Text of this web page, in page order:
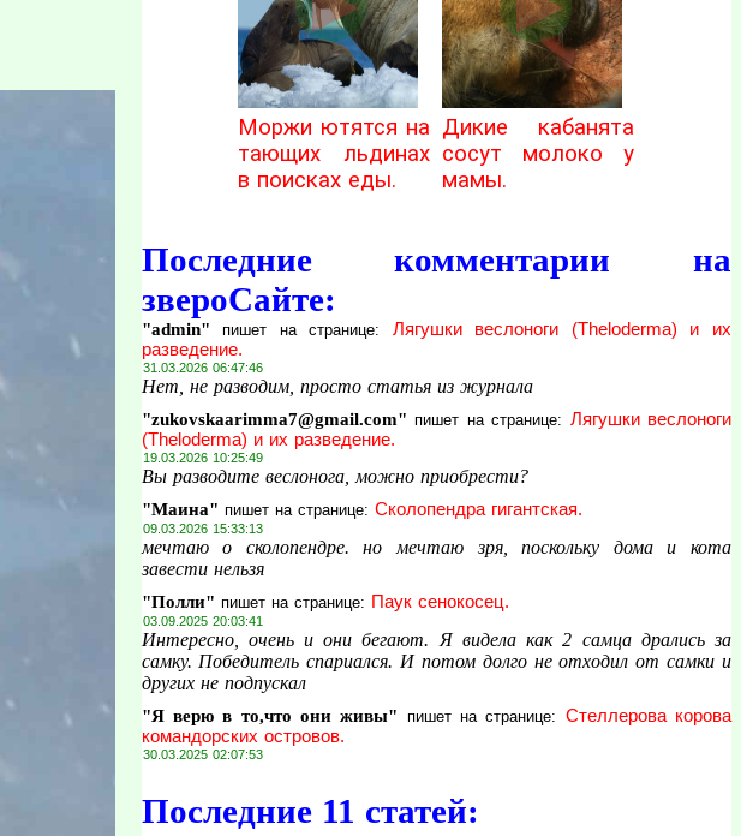
Моржи ютятся на
тающих льдинах
в поисках еды.
Дикие кабанята
сосут молоко у
мамы.
Последние комментарии на
звероСайте:
"admin" пишет на странице: Лягушки веслоноги (Theloderma) и их
разведение.
31.03.2026 06:47:46
Нет, не разводим, просто статья из журнала
"zukovskaarimma7@gmail.com" пишет на странице: Лягушки веслоноги
(Theloderma) и их разведение.
19.03.2026 10:25:49
Вы разводите веслонога, можно приобрести?
"Маина" пишет на странице: Сколопендра гигантская.
09.03.2026 15:33:13
мечтаю о сколопендре. но мечтаю зря, поскольку дома и кота
завести нельзя
"Полли" пишет на странице: Паук сенокосец.
03.09.2025 20:03:41
Интересно, очень и они бегают. Я видела как 2 самца дрались за
самку. Победитель спариался. И потом долго не отходил от самки и
других не подпускал
"Я верю в то,что они живы" пишет на странице: Стеллерова корова
командорских островов.
30.03.2025 02:07:53
Последние 11 статей: